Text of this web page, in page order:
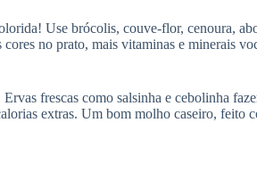
Use brócolis, couve-flor, cenoura,
no prato, mais vitaminas e minerais
frescas como salsinha e cebolinha
extras. Um bom molho caseiro, feito